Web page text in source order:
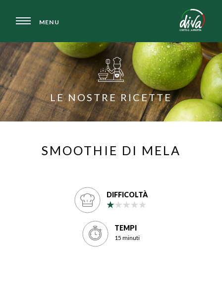
LE NOSTRE RICETTE
SMOOTHIE DI MELA
DIFFICOLTÀ
TEMPI
15 minuti
MENU